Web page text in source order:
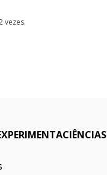
vezes.